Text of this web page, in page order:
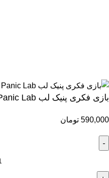
بازی فکری پنیک لب Panic Lab
590,000 تومان